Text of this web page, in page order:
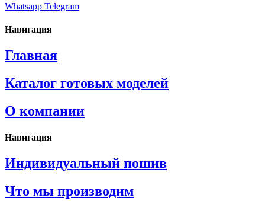
Whatsapp Telegram
Навигация
Главная
Каталог готовых моделей
О компании
Навигация
Индивидуальный пошив
Что мы производим